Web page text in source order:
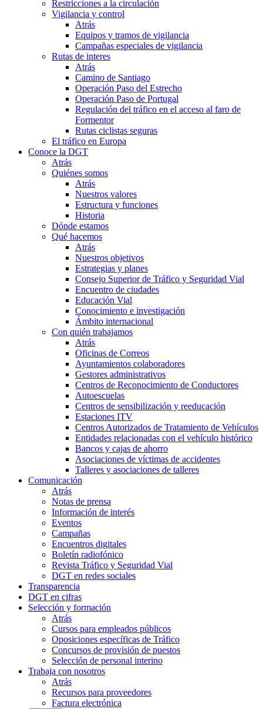
Restricciones a la circulación
Vigilancia y control
Atrás
Equipos y tramos de vigilancia
Campañas especiales de vigilancia
Rutas de interes
Atrás
Camino de Santiago
Operación Paso del Estrecho
Operación Paso de Portugal
Regulación del tráfico en el acceso al faro de
Formentor
Rutas ciclistas seguras
El tráfico en Europa
Conoce la DGT
Atrás
Quiénes somos
Atrás
Nuestros valores
Estructura y funciones
Historia
Dónde estamos
Qué hacemos
Atrás
Nuestros objetivos
Estrategias y planes
Consejo Superior de Tráfico y Seguridad Vial
Encuentro de ciudades
Educación Vial
Conocimiento e investigación
Ámbito internacional
Con quién trabajamos
Atrás
Oficinas de Correos
Ayuntamientos colaboradores
Gestores administrativos
Centros de Reconocimiento de Conductores
Autoescuelas
Centros de sensibilización y reeducación
Estaciones ITV
Centros Autorizados de Tratamiento de Vehículos
Entidades relacionadas con el vehículo histórico
Bancos y cajas de ahorro
Asociaciones de víctimas de accidentes
Talleres y asociaciones de talleres
Comunicación
Atrás
Notas de prensa
Información de interés
Eventos
Campañas
Encuentros digitales
Boletín radiofónico
Revista Tráfico y Seguridad Vial
DGT en redes sociales
Transparencia
DGT en cifras
Selección y formación
Atrás
Cursos para empleados públicos
Oposiciones específicas de Tráfico
Concursos de provisión de puestos
Selección de personal interino
Trabaja con nosotros
Atrás
Recursos para proveedores
Factura electrónica